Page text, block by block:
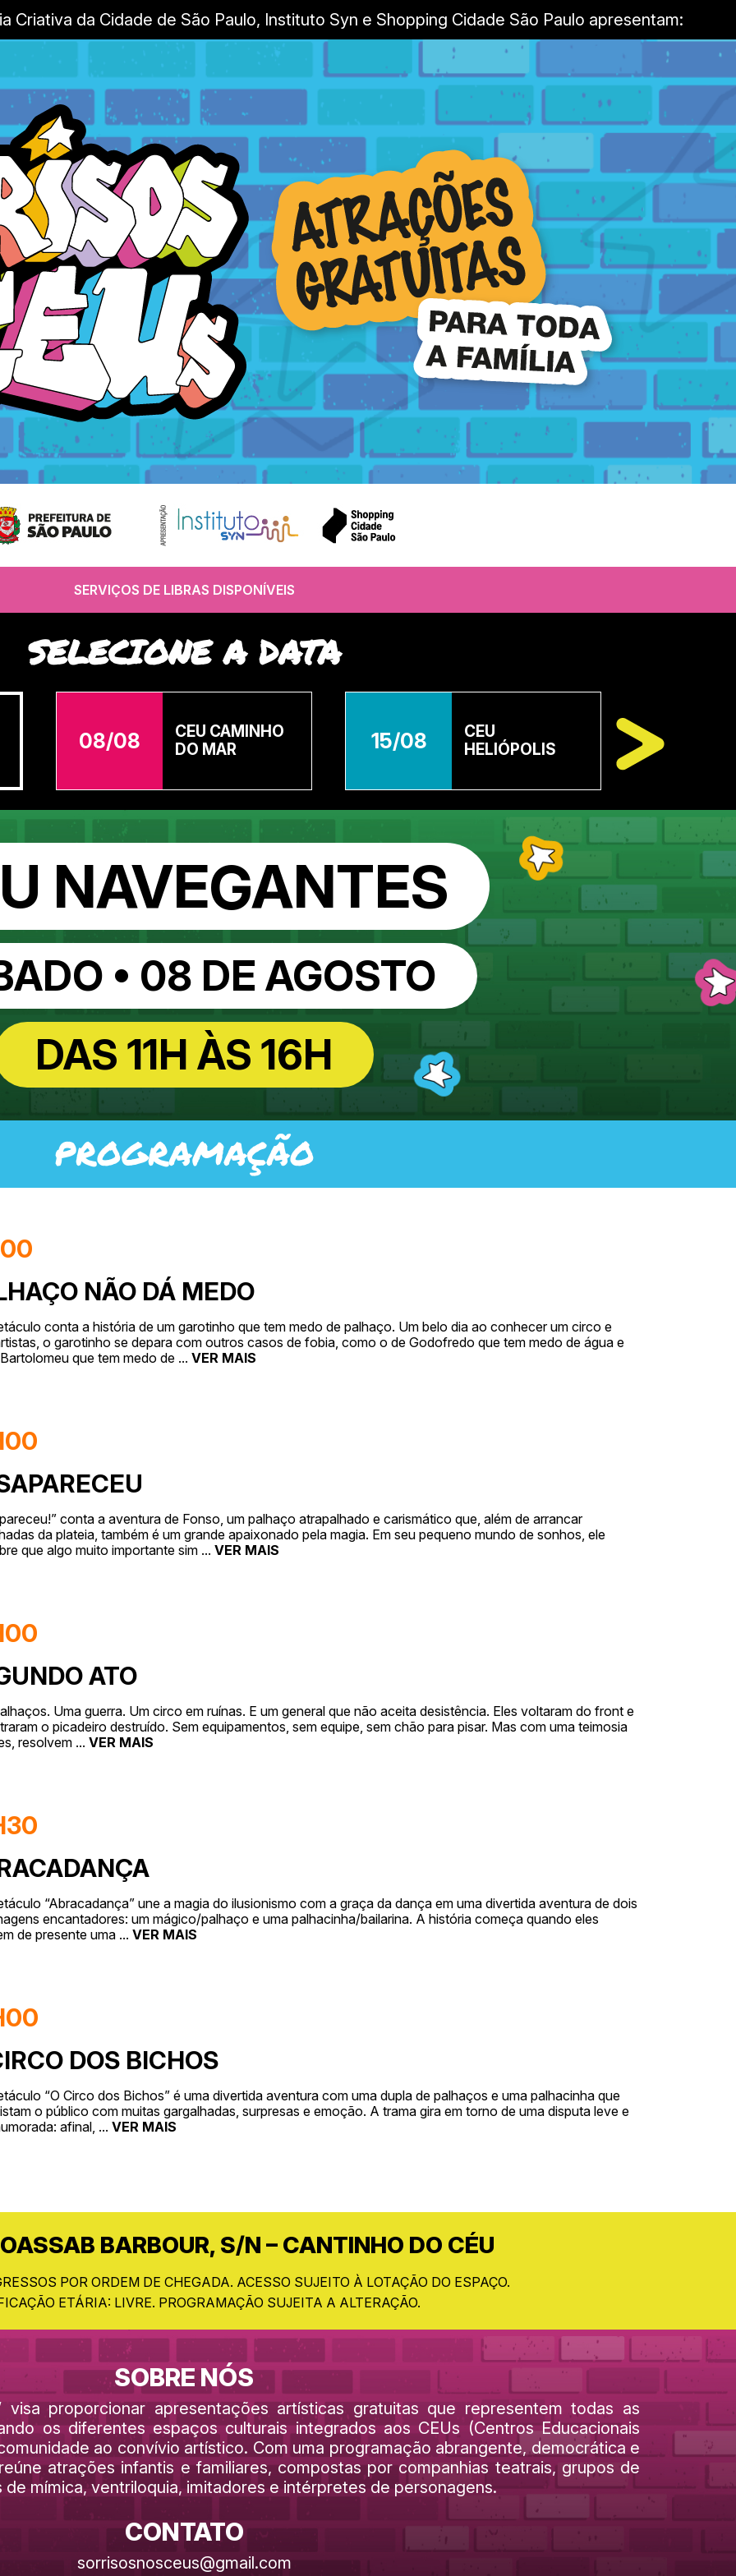
Criativa da Cidade de São Paulo, Instituto Syn e Shopping Cidade São Paulo apresentam:
SERVIÇOS DE LIBRAS DISPONÍVEIS
SELECIONE A DATA
15/08
CEU
HELIÓPOLIS
15/08
CEU VILA
CURUÇÁ
22/08
NAVEGANTES
• 08 DE AGOSTO
DAS 11H ÀS 16H
PROGRAMAÇÃO
NÃO DÁ MEDO
conta a história de um garotinho que tem medo de palhaço. Um belo dia ao conhecer um circo e
o garotinho se depara com outros casos de fobia, como o de Godofredo que tem medo de água e
que tem medo de ... VER MAIS
conta a aventura de Fonso, um palhaço atrapalhado e carismático que, além de arrancar
da plateia, também é um grande apaixonado pela magia. Em seu pequeno mundo de sonhos, ele
que algo muito importante sim ... VER MAIS
ATO
Uma guerra. Um circo em ruínas. E um general que não aceita desistência. Eles voltaram do front e
o picadeiro destruído. Sem equipamentos, sem equipe, sem chão para pisar. Mas com uma teimosia
resolvem ... VER MAIS
“Abracadança” une a magia do ilusionismo com a graça da dança em uma divertida aventura de dois
encantadores: um mágico/palhaço e uma palhacinha/bailarina. A história começa quando eles
de presente uma ... VER MAIS
DOS BICHOS
“O Circo dos Bichos” é uma divertida aventura com uma dupla de palhaços e uma palhacinha que
o público com muitas gargalhadas, surpresas e emoção. A trama gira em torno de uma disputa leve e
afinal, ... VER MAIS
BARBOUR, S/N – CANTINHO DO CÉU
POR ORDEM DE CHEGADA. ACESSO SUJEITO À LOTAÇÃO DO ESPAÇO.
ETÁRIA: LIVRE. PROGRAMAÇÃO SUJEITA A ALTERAÇÃO.
SOBRE NÓS
visa proporcionar apresentações artísticas gratuitas que representem todas as
os diferentes espaços culturais integrados aos CEUs (Centros Educacionais
ao convívio artístico. Com uma programação abrangente, democrática e
reúne atrações infantis e familiares, compostas por companhias teatrais, grupos de
mímica, ventriloquia, imitadores e intérpretes de personagens.
CONTATO
sorrisosnosceus@gmail.com